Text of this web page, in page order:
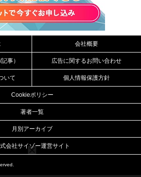
会社概要
事） 広告に関するお問い合わせ
いて 個人情報保護方針
Cookieポリシー
著者一覧
月別アーカイブ
会社サイゾー運営サイト